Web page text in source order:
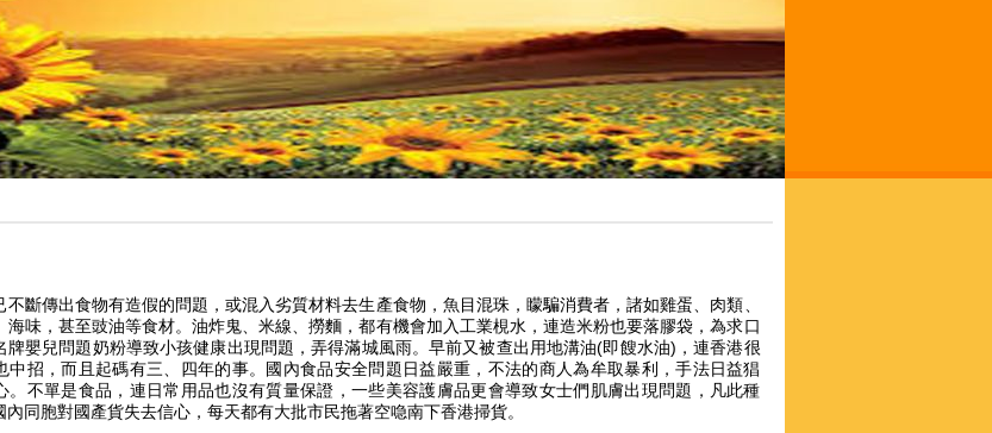
不斷傳出食物有造假的問題，或混入劣質材料去生產食物，魚目混珠，矇騙消費者，諸如雞蛋、肉類、
海味，甚至豉油等食材。油炸鬼、米線、撈麵，都有機會加入工業梘水，連造米粉也要落膠袋，為求口
牌嬰兒問題奶粉導致小孩健康出現問題，弄得滿城風雨。早前又被查出用地溝油(即餿水油)，連香港很
中招，而且起碼有三、四年的事。國內食品安全問題日益嚴重，不法的商人為牟取暴利，手法日益猖
。不單是食品，連日常用品也沒有質量保證，一些美容護膚品更會導致女士們肌膚出現問題，凡此種
內同胞對國產貨失去信心，每天都有大批市民拖著空喼南下香港掃貨。